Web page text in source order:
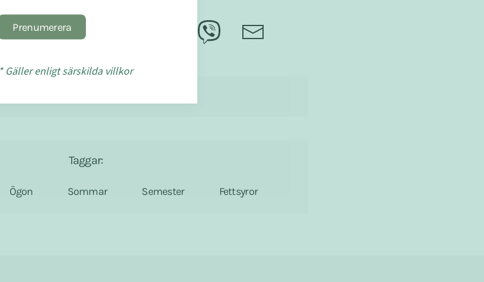
Taggar:
Ögon Sommar Semester Fettsyror
Prenumerera
* Gäller enligt särskilda villkor